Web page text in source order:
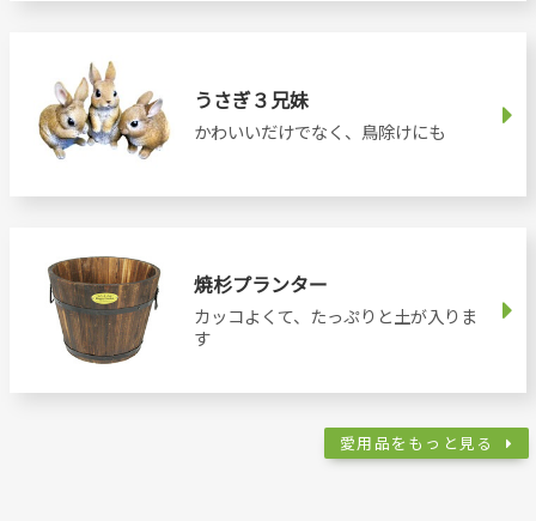
うさぎ３兄妹
かわいいだけでなく、鳥除けにも
焼杉プランター
カッコよくて、たっぷりと土が入りま
す
愛用品をもっと見る